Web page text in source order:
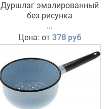
Дуршлаг эмалированный
без рисунка
...
Цена: от 378 руб